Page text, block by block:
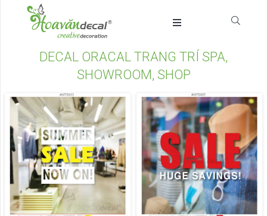
DECAL ORACAL TRANG TRÍ SPA,
SHOWROOM, SHOP